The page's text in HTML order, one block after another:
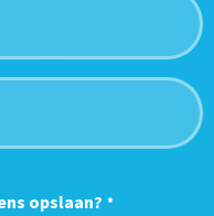
opslaan? *